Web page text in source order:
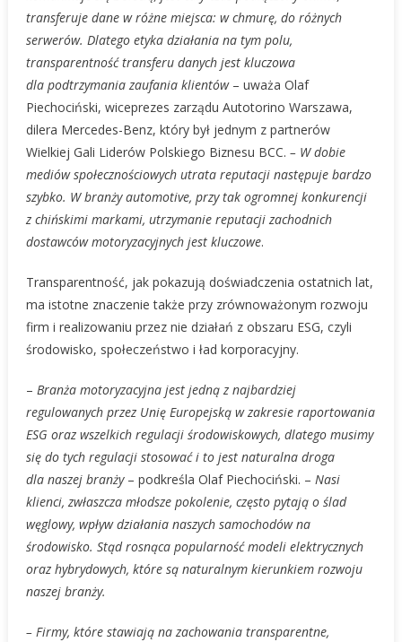
transferuje dane w różne miejsca: w chmurę, do różnych
serwerów. Dlatego etyka działania na tym polu,
transparentność transferu danych jest kluczowa
dla podtrzymania zaufania klientów – uważa Olaf
Piechociński, wiceprezes zarządu Autotorino Warszawa,
dilera Mercedes-Benz, który był jednym z partnerów
Wielkiej Gali Liderów Polskiego Biznesu BCC. – W dobie
mediów społecznościowych utrata reputacji następuje bardzo
szybko. W branży automotive, przy tak ogromnej konkurencji
z chińskimimarkami, utrzymanie reputacji zachodnich
dostawców motoryzacyjnych jest kluczowe.
Transparentność, jak pokazują doświadczenia ostatnich lat,
ma istotne znaczenie także przy zrównoważonym rozwoju
firm i realizowaniu przez nie działań z obszaru ESG, czyli
środowisko, społeczeństwo i ład korporacyjny.
– Branża motoryzacyjna jest jedną z najbardziej
regulowanych przez Unię Europejską w zakresie raportowania
ESG oraz wszelkich regulacji środowiskowych, dlatego musimy
się do tych regulacji stosować i to jest naturalna droga
dla naszej branży – podkreśla Olaf Piechociński. – Nasi
klienci, zwłaszcza młodsze pokolenie, często pytają o ślad
węglowy, wpływ działania naszych samochodów na
środowisko. Stąd rosnąca popularność modeli elektrycznych
oraz hybrydowych, które są naturalnym kierunkiem rozwoju
naszej branży.
– Firmy, które stawiają na zachowania transparentne,